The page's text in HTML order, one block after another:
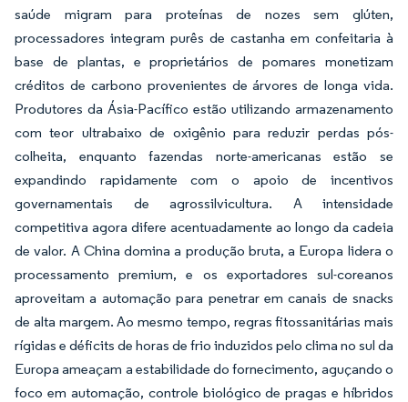
saúde migram para proteínas de nozes sem glúten,
processadores integram purês de castanha em confeitaria à
base de plantas, e proprietários de pomares monetizam
créditos de carbono provenientes de árvores de longa vida.
Produtores da Ásia-Pacífico estão utilizando armazenamento
com teor ultrabaixo de oxigênio para reduzir perdas pós-
colheita, enquanto fazendas norte-americanas estão se
expandindo rapidamente com o apoio de incentivos
governamentais de agrossilvicultura. A intensidade
competitiva agora difere acentuadamente ao longo da cadeia
de valor. A China domina a produção bruta, a Europa lidera o
processamento premium, e os exportadores sul-coreanos
aproveitam a automação para penetrar em canais de snacks
de alta margem. Ao mesmo tempo, regras fitossanitárias mais
rígidas e déficits de horas de frio induzidos pelo clima no sul da
Europa ameaçam a estabilidade do fornecimento, aguçando o
foco em automação, controle biológico de pragas e híbridos